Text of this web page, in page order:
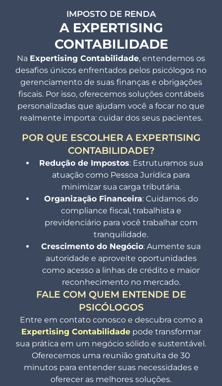
IMPOSTO DE RENDA
A EXPERTISING
CONTABILIDADE
Na Expertising Contabilidade, entendemos os
desafios únicos enfrentados pelos psicólogos no
gerenciamento de suas finanças e obrigações
fiscais. Por isso, oferecemos soluções contábeis
personalizadas que ajudam você a focar no que
realmente importa: cuidar dos seus pacientes.
POR QUE ESCOLHER A EXPERTISING
CONTABILIDADE?
Redução de Impostos: Estruturamos sua
atuação como Pessoa Jurídica para
minimizar sua carga tributária.
Organização Financeira: Cuidamos do
compliance fiscal, trabalhista e
previdenciário para você trabalhar com
tranquilidade.
Crescimento do Negócio: Aumente sua
autoridade e aproveite oportunidades
como acesso a linhas de crédito e maior
reconhecimento no mercado.
FALE COM QUEM ENTENDE DE
PSICÓLOGOS
Entre em contato conosco e descubra como a
Expertising Contabilidadepode transformar
sua prática em um negócio sólido e sustentável.
Oferecemos uma reunião gratuita de 30
minutos para entender suas necessidades e
oferecer as melhores soluções.